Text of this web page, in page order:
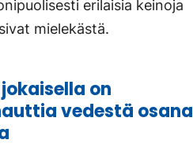
erilaisia keinoja
mielekästä.
on
vedestä osana